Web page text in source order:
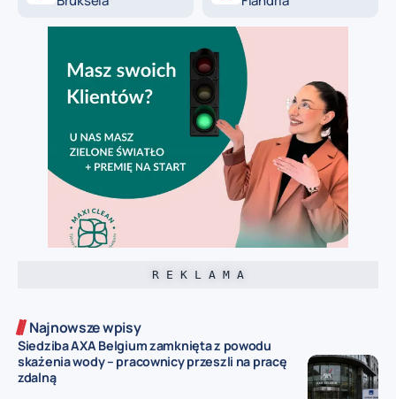
R E K L A M A
Najnowsze wpisy
Siedziba AXA Belgium zamknięta z powodu
skażenia wody – pracownicy przeszli na pracę
zdalną